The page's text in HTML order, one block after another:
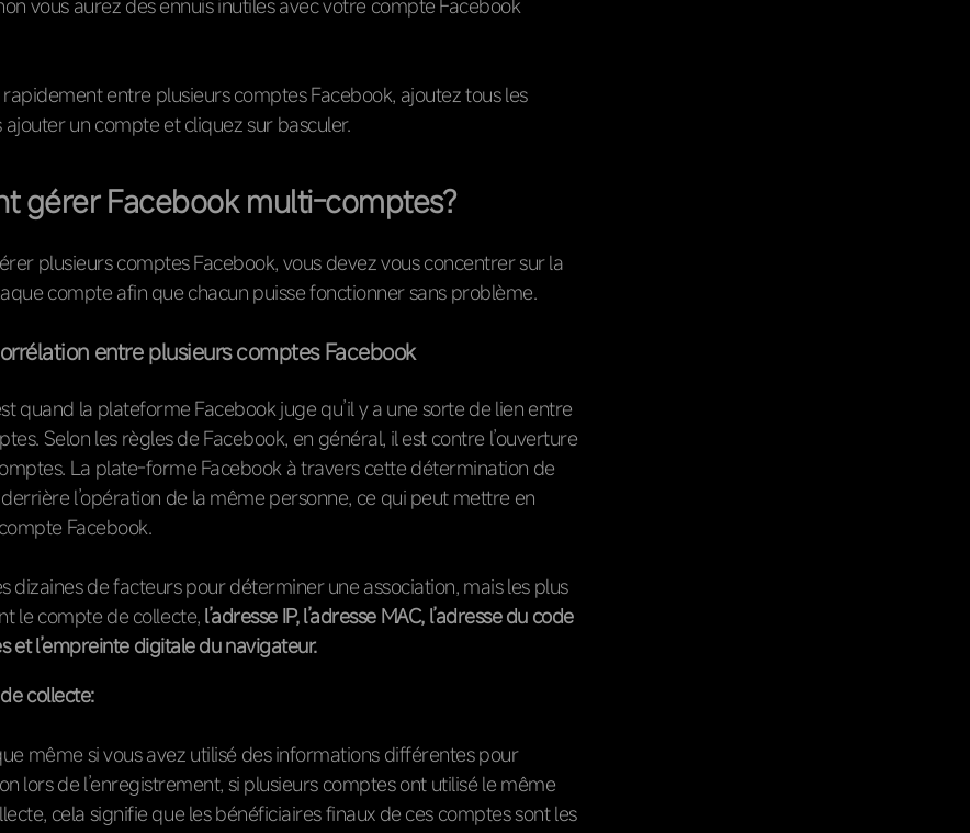
vous aurez des ennuis inutiles avec votre compte Facebook
entre plusieurs comptes Facebook, ajoutez tous les
un compte et cliquez sur basculer.
gérer Facebook multi-comptes?
plusieurs comptes Facebook, vous devez vous concentrer sur la
compte afin que chacun puisse fonctionner sans problème.
entre plusieurs comptes Facebook
quand la plateforme Facebook juge qu’il y a une sorte de lien entre
Selon les règles de Facebook, en général, il est contre l’ouverture
La plate-forme Facebook à travers cette détermination de
l’opération de la même personne, ce qui peut mettre en
Facebook.
dizaines de facteurs pour déterminer une association, mais les plus
le compte de collecte, l’adresse IP, l’adresse MAC, l’adresse du code
et l’empreinte digitale du navigateur.
collecte:
même si vous avez utilisé des informations différentes pour
lors de l’enregistrement, si plusieurs comptes ont utilisé le même
cela signifie que les bénéficiaires finaux de ces comptes sont les